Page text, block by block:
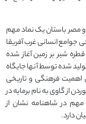
و مصر باستان یک نماد مهم
جوامع انسانی غرب آفریقا
شیر بر زمین آغاز شده
شده توسط آنها جایگاه
اهمیت فرهنگی و تاریخی
از گاوی به نام برمایه در
در شاهنامه نشان از
دارد.